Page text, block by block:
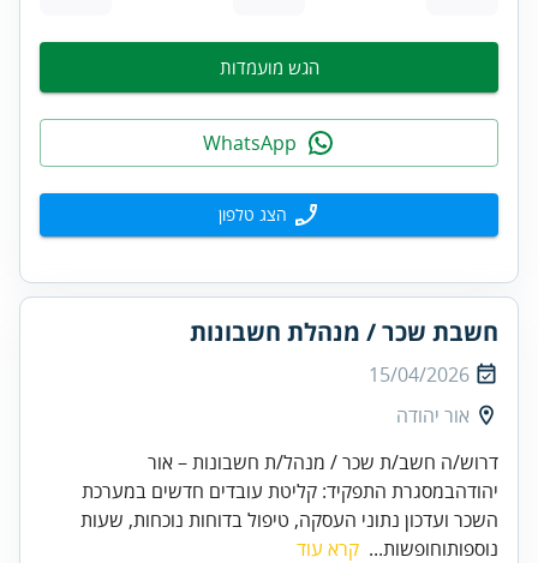
הגש מועמדות
הצג טלפון
חשבת שכר / מנהלת חשבונות
15/04/2026
אור יהודה
דרוש/ה חשב/ת שכר / מנהל/ת חשבונות – אור
יהודהבמסגרת התפקיד: קליטת עובדים חדשים במערכת
השכר ועדכון נתוני העסקה, טיפול בדוחות נוכחות, שעות
נוספותוחופשות... קרא עוד